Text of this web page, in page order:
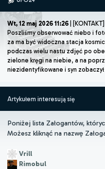
Wt, 12 maj 2026 11:26 |
Poszliśmy obserwować niebo i
za ma być widoczna stacja
podczas wielu nastu zdjęć po
zielone kręgi na niebie, a na
niezidentyfikowane i syn zobaczył
Artykułem interesują się
Poniżej lista Załogantów,
Możesz kliknąć na nazwę
Vrill
Rimobul